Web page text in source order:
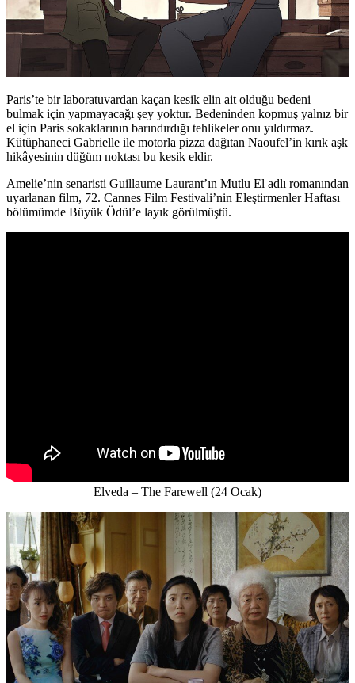
Paris’te bir laboratuvardan kaçan kesik elin ait olduğu bedeni
bulmak için yapmayacağı şey yoktur. Bedeninden kopmuş yalnız bir
el için Paris sokaklarının barındırdığı tehlikeler onu yıldırmaz.
Kütüphaneci Gabrielle ile motorla pizza dağıtan Naoufel’in kırık aşk
hikâyesinin düğüm noktası bu kesik eldir.
Amelie’nin senaristi Guillaume Laurant’ın Mutlu El adlı romanından
uyarlanan film, 72. Cannes Film Festivali’nin Eleştirmenler Haftası
bölümümde Büyük Ödül’e layık görülmüştü.
Elveda – The Farewell (24 Ocak)